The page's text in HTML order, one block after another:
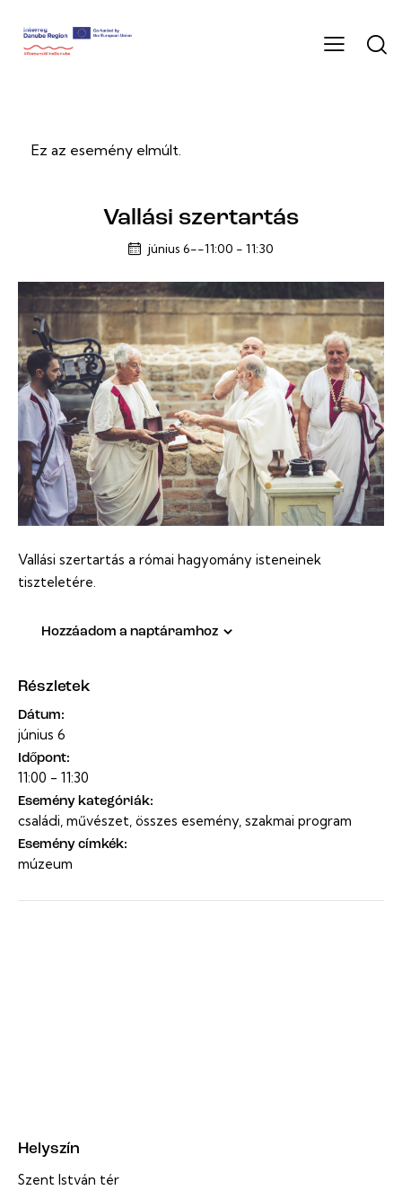
Ez az esemény elmúlt.
Vallási szertartás
június 6--11:00 - 11:30
Vallási szertartás a római hagyomány isteneinek
tiszteletére.
Hozzáadom a naptáramhoz
Részletek
Dátum:
június 6
Időpont:
11:00 - 11:30
Esemény kategóriák:
családi, művészet, összes esemény, szakmai program
Esemény címkék:
múzeum
Helyszín
Szent István tér